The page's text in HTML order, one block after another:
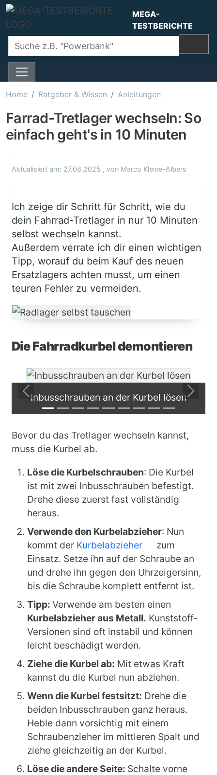
Direkt zum Inhalt
MEGA-
TESTBERICHTE
Home Ratgeber & Wissen Anleitungen
Farrad-Tretlager wechseln: So
einfach geht's in 10 Minuten
Aktualisiert am: 27.08.2025 , von Marco Kleine-Albers
Ich zeige dir Schritt für Schritt, wie du
dein Fahrrad-Tretlager in nur 10 Minuten
selbst wechseln kannst.
Außerdem verrate ich dir einen wichtigen
Tipp, worauf du beim Kauf des neuen
Ersatzlagers achten musst, um einen
teuren Fehler zu vermeiden.
Die Fahrradkurbel demontieren
Inbusschrauben an der Kurbel lösen
Previous Next
Bevor du das Tretlager wechseln kannst,
muss die Kurbel ab.
Löse die Kurbelschrauben: Die Kurbel
ist mit zwei Inbusschrauben befestigt.
Drehe diese zuerst fast vollständig
heraus.
Verwende den Kurbelabzieher: Nun
kommt der Kurbelabzieher
zum
Einsatz. Setze ihn auf der Schraube an
und drehe ihn gegen den Uhrzeigersinn,
bis die Schraube komplett entfernt ist.
Tipp: Verwende am besten einen
Kurbelabzieher aus Metall. Kunststoff-
Versionen sind oft instabil und können
leicht beschädigt werden.
Ziehe die Kurbel ab: Mit etwas Kraft
kannst du die Kurbel nun abziehen.
Wenn die Kurbel festsitzt: Drehe die
beiden Inbusschrauben ganz heraus.
Heble dann vorsichtig mit einem
Schraubenzieher im mittleren Spalt und
ziehe gleichzeitig an der Kurbel.
Löse die andere Seite: Schalte vorne